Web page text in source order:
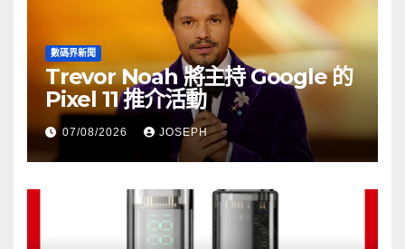
數碼界新聞
Trevor Noah 將主持 Google 的
Pixel 11 推介活動
07/08/2026 JOSEPH